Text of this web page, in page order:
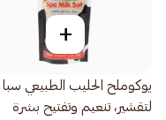
+
يوكوملح الحليب الطبيعي سبا
لتقشير، تنعيم وتفتيح بشرة